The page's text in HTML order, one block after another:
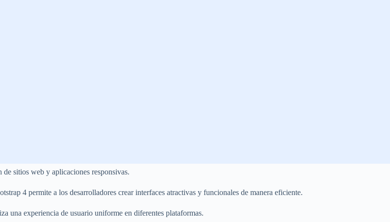
sitios web y aplicaciones responsivas.
4 permite a los desarrolladores crear interfaces atractivas y funcionales de manera eficiente.
una experiencia de usuario uniforme en diferentes plataformas.